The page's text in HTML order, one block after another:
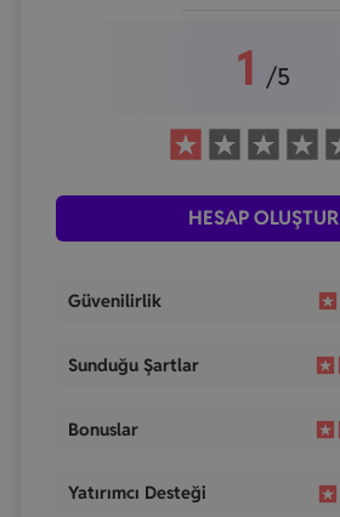
1 /5
HESAP OLUŞTUR
Güvenilirlik
Sunduğu Şartlar
Bonuslar
Yatırımcı Desteği